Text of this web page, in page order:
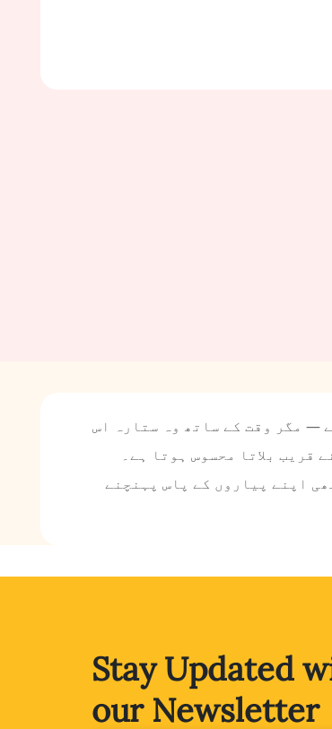
— مگر وقت کے ساتھ وہ ستارہ اس
قریب بلاتا محسوس ہوتا ہے۔
اپنے پیاروں کے پاس پہنچنے
Stay Updated
our Newsletter